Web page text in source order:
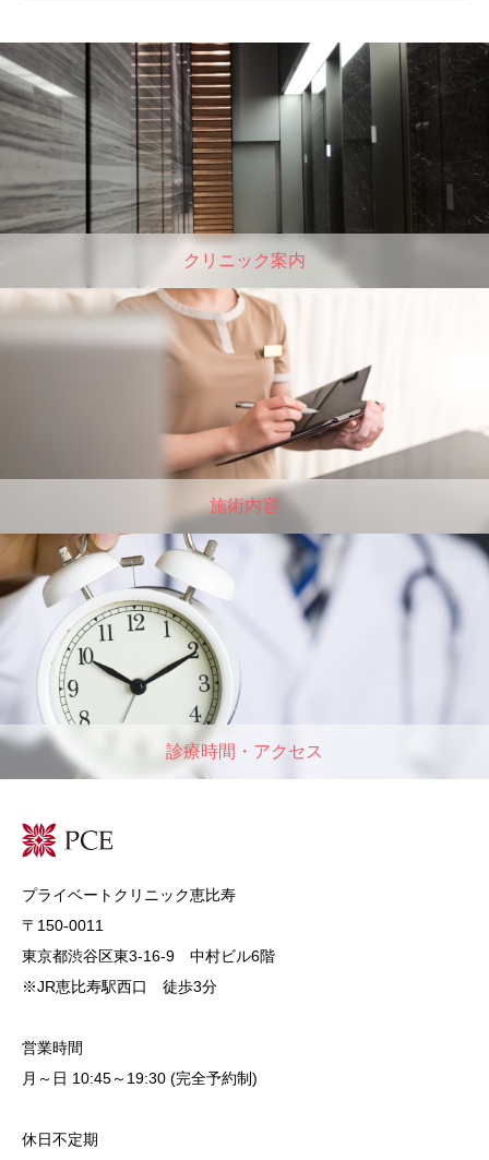
クリニック案内
施術内容
診療時間・アクセス
プライベートクリニック恵比寿
〒150-0011
東京都渋谷区東3-16-9 中村ビル6階
※JR恵比寿駅西口 徒歩3分
営業時間
月～日 10:45～19:30 (完全予約制)
休日不定期